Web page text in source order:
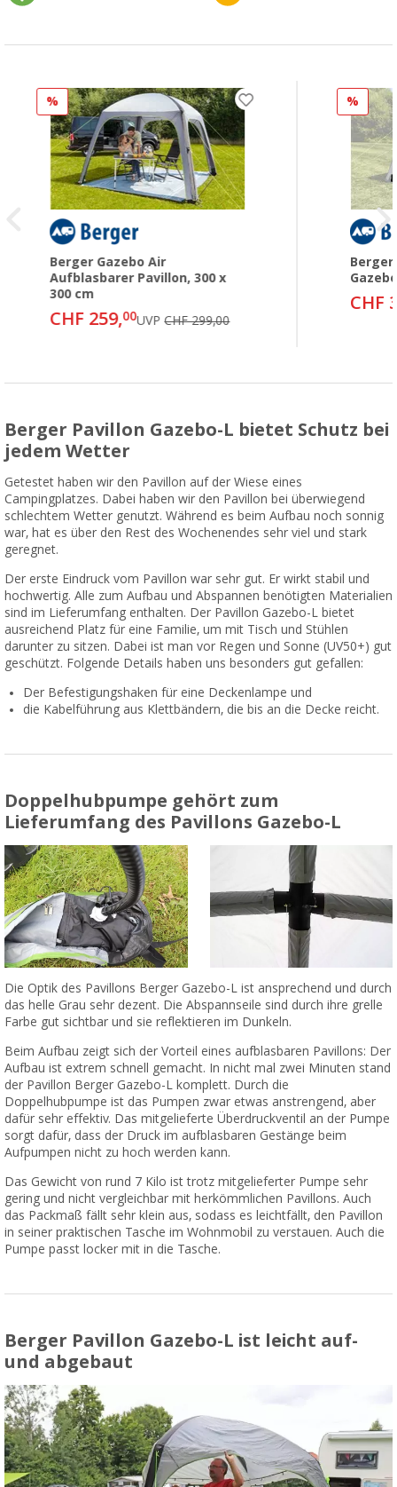
%
Berger Gazebo Air
Aufblasbarer Pavillon, 300 x
300 cm
CHF 259,00UVPCHF 299,00
%
CHF
Berger Pavillon Gazebo-L bietet Schutz bei
jedem Wetter
Getestet haben wir den Pavillon auf der Wiese eines
Campingplatzes. Dabei haben wir den Pavillon bei überwiegend
schlechtem Wetter genutzt. Während es beim Aufbau noch sonnig
war, hat es über den Rest des Wochenendes sehr viel und stark
geregnet.
Der erste Eindruck vom Pavillon war sehr gut. Er wirkt stabil und
hochwertig. Alle zum Aufbau und Abspannen benötigten Materialien
sind im Lieferumfang enthalten. Der Pavillon Gazebo-L bietet
ausreichend Platz für eine Familie, um mit Tisch und Stühlen
darunter zu sitzen. Dabei ist man vor Regen und Sonne (UV50+) gut
geschützt. Folgende Details haben uns besonders gut gefallen:
Der Befestigungshaken für eine Deckenlampe und
die Kabelführung aus Klettbändern, die bis an die Decke reicht.
Doppelhubpumpe gehört zum
Lieferumfang des Pavillons Gazebo-L
Die Optik des Pavillons Berger Gazebo-L ist ansprechend und durch
das helle Grau sehr dezent. Die Abspannseile sind durch ihre grelle
Farbe gut sichtbar und sie reflektieren im Dunkeln.
Beim Aufbau zeigt sich der Vorteil eines aufblasbaren Pavillons: Der
Aufbau ist extrem schnell gemacht. In nicht mal zwei Minuten stand
der Pavillon Berger Gazebo-L komplett. Durch die
Doppelhubpumpe ist das Pumpen zwar etwas anstrengend, aber
dafür sehr effektiv. Das mitgelieferte Überdruckventil an der Pumpe
sorgt dafür, dass der Druck im aufblasbaren Gestänge beim
Aufpumpen nicht zu hoch werden kann.
Das Gewicht von rund 7 Kilo ist trotz mitgelieferter Pumpe sehr
gering und nicht vergleichbar mit herkömmlichen Pavillons. Auch
das Packmaß fällt sehr klein aus, sodass es leichtfällt, den Pavillon
in seiner praktischen Tasche im Wohnmobil zu verstauen. Auch die
Pumpe passt locker mit in die Tasche.
Berger Pavillon Gazebo-L ist leicht auf-
und abgebaut